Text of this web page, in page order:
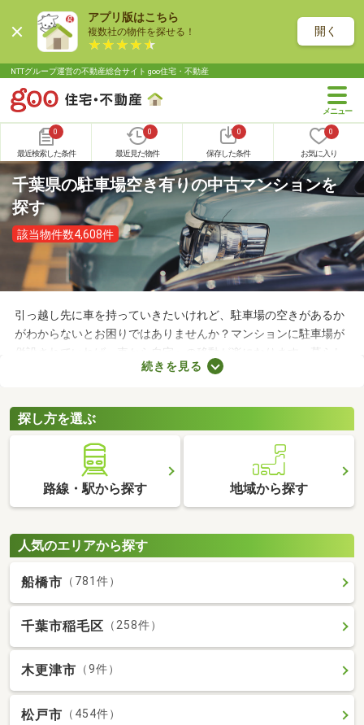
アプリ版はこちら
複数社の物件を探せる！ 開く
NTTグループ運営の不動産総合サイト goo住宅・不動産
0
最近検索した条件
0
最近見た物件
0
保存した条件
0
お気に入り
千葉県の駐車場空き有りの中古マンションを
探す
該当物件数4,608件
引っ越し先に車を持っていきたいけれど、駐車場の空きがあるか
がわからないとお困りではありませんか？マンションに駐車場が
併設されていれば、車から自宅への移動が楽になります。暮らし
やすさに直結するポイントなので、購入前に必ず駐車場の空きが
中古マンションを紹介します。
続きを見る
探し方を選ぶ
路線・駅から探す 地域から探す
人気のエリアから探す
船橋市 （781件）
千葉市稲毛区 （258件）
木更津市 （9件）
松戸市 （454件）